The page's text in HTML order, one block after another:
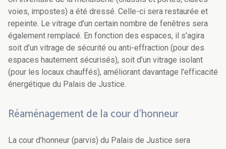
voies, impostes) a été dressé. Celle-ci sera restaurée et
repeinte. Le vitrage d’un certain nombre de fenêtres sera
également remplacé. En fonction des espaces, il s’agira
soit d’un vitrage de sécurité ou anti-effraction (pour des
espaces hautement sécurisés), soit d’un vitrage isolant
(pour les locaux chauffés), améliorant davantage l’efficacité
énergétique du Palais de Justice.
Réaménagement de la cour d’honneur
La cour d’honneur (parvis) du Palais de Justice sera